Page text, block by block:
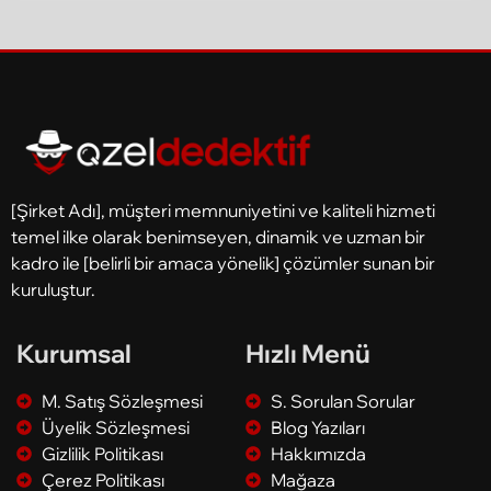
izleyici kitlesi tarafından takip
[Şirket Adı], müşteri memnuniyetini ve kaliteli hizmeti
temel ilke olarak benimseyen, dinamik ve uzman bir
kadro ile [belirli bir amaca yönelik] çözümler sunan bir
kuruluştur.
Kurumsal
M. Satış Sözleşmesi
Üyelik Sözleşmesi
Gizlilik Politikası
Çerez Politikası
Hızlı Menü
S. Sorulan Sorular
Blog Yazıları
Hakkımızda
Mağaza